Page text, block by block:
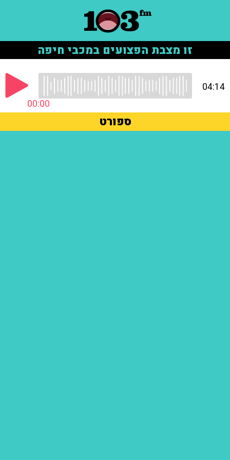
זו מצבת הפצועים במכבי חיפה
00:00
04:14
ספורט